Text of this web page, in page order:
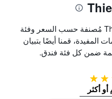
الفنادق الواقعة في منطقة Thiers مُصنفة حسب السعر وفئة
المفيدة، قمنا أيضًا بتبيان
ضمن كل فئة فندق.
4 نجوم